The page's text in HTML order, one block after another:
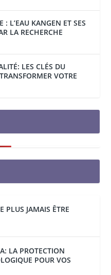
: L’EAU KANGEN ET SES
LA RECHERCHE
LES CLÉS DU
VOTRE
PLUS JAMAIS ÊTRE
LA PROTECTION
POUR VOS